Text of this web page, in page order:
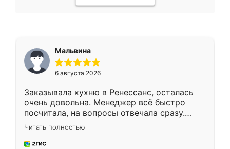
Мальвина
6 августа 2026
Заказывала кухню в Ренессанс, осталась
очень довольна. Менеджер всё быстро
посчитала, на вопросы отвечала сразу.
Замерщик приехал в субботу, подошёл к
делу со всей ответственностью. Собрали
за день, ребята работали аккуратно, даже
Читать полностью